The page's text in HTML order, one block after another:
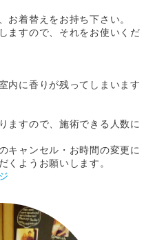
お着替えをお持ち下さい。
ますので、それをお使いくだ
内に香りが残ってしまいます
ますので、施術できる人数に
キャンセル・お時間の変更に
くようお願いします。